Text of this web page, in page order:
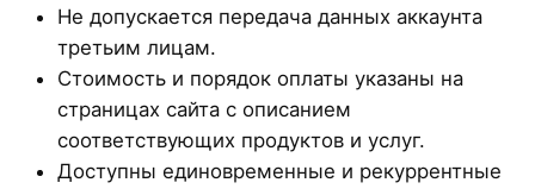
Не допускается передача данных аккаунта
третьим лицам.
Стоимость и порядок оплаты указаны на
страницах сайта с описанием
соответствующих продуктов и услуг.
Доступны единовременные и рекуррентные